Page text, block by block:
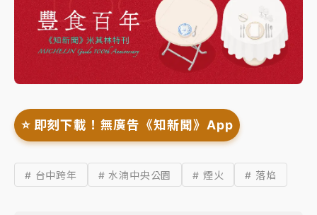
⭐️ 即刻下載！無廣告《知新聞》App
# 台中跨年 # 水湳中央公園 # 煙火 # 落焰